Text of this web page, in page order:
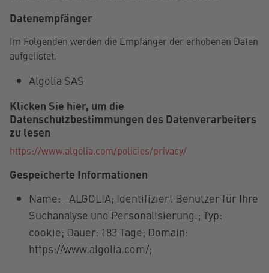
Datenempfänger
Im Folgenden werden die Empfänger der erhobenen Daten
aufgelistet.
Algolia SAS
Klicken Sie hier, um die
Datenschutzbestimmungen des Datenverarbeiters
zu lesen
https://www.algolia.com/policies/privacy/
Gespeicherte Informationen
Name: _ALGOLIA; Identifiziert Benutzer für Ihre
Suchanalyse und Personalisierung.; Typ:
cookie; Dauer: 183 Tage; Domain:
https://www.algolia.com/;